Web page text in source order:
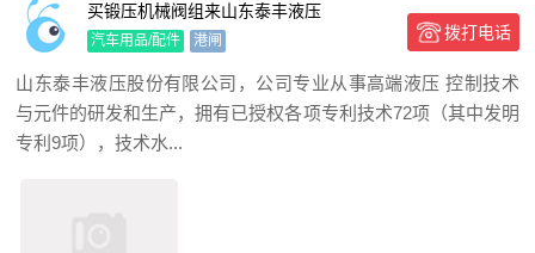
买锻压机械阀组来山东泰丰液压
汽车用品/配件 港闸 拨打电话
山东泰丰液压股份有限公司，公司专业从事高端液压 控制技术
与元件的研发和生产，拥有已授权各项专利技术72项（其中发明
专利9项），技术水...